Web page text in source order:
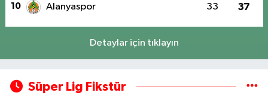
10 Alanyaspor 33 37
Detaylar için tıklayın
Süper Lig Fikstür